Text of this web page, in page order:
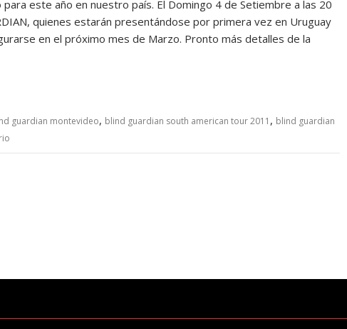
este año en nuestro país. El Domingo 4 de Setiembre a las 20
quienes estarán presentándose por primera vez en Uruguay
en el próximo mes de Marzo. Pronto más detalles de la
guardian montevideo, blind guardian south american tour 2011 , blind guardian